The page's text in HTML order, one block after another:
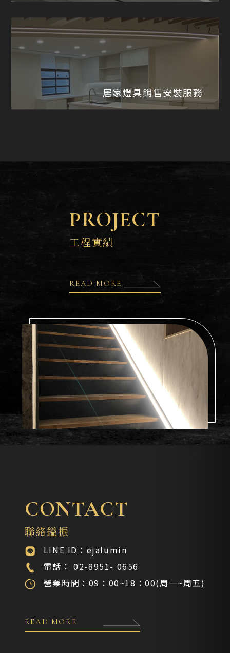
居家燈具銷售安裝服務
PROJECT
工程實績
READ MORE
CONTACT
聯絡鎰振
LINE ID：ejalumin
電話： 02-8951- 0656
營業時間：09：00~18：00(周一~周五)
READ MORE